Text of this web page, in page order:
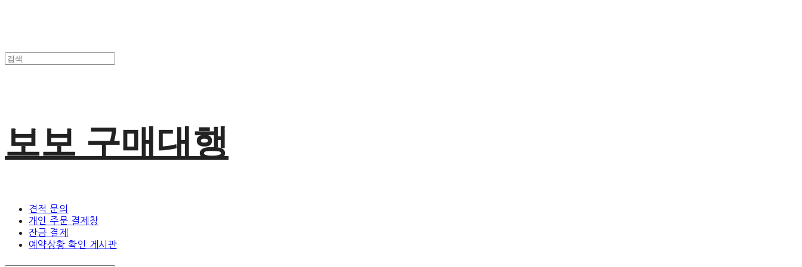
보보 구매대행
견적 문의
개인 주문 결제창
잔금 결제
예약상황 확인 게시판